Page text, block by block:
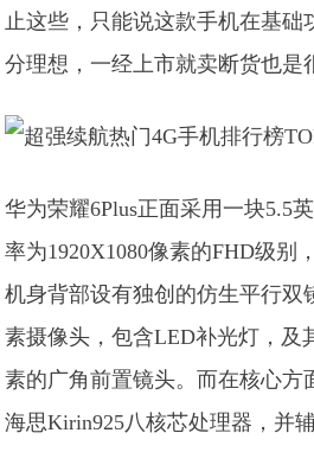
止这些，只能说这款手机在基础
分理想，一经上市就卖断货也是
华为荣耀6Plus正面采用一块5.5
率为1920X1080像素的FHD级别
机身背部设有独创的仿生平行双
素摄像头，包含LED补光灯，及
素的广角前置镜头。而在核心方
海思Kirin925八核芯处理器，并